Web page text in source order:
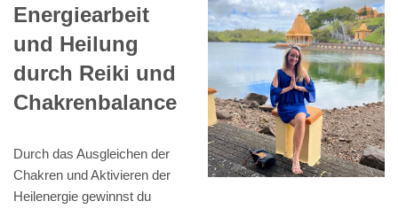
Energiearbeit
und Heilung
durch Reiki und
Chakrenbalance
Durch das Ausgleichen der
Chakren und Aktivieren der
Heilenergie gewinnst du